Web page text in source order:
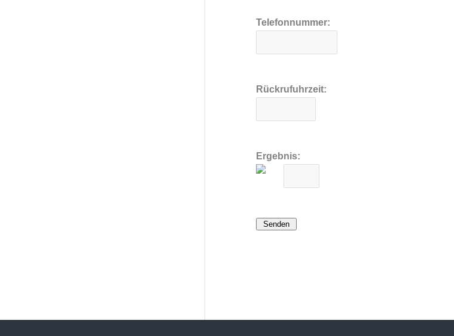
Telefonnummer:
Rückrufuhrzeit:
Ergebnis:
Senden